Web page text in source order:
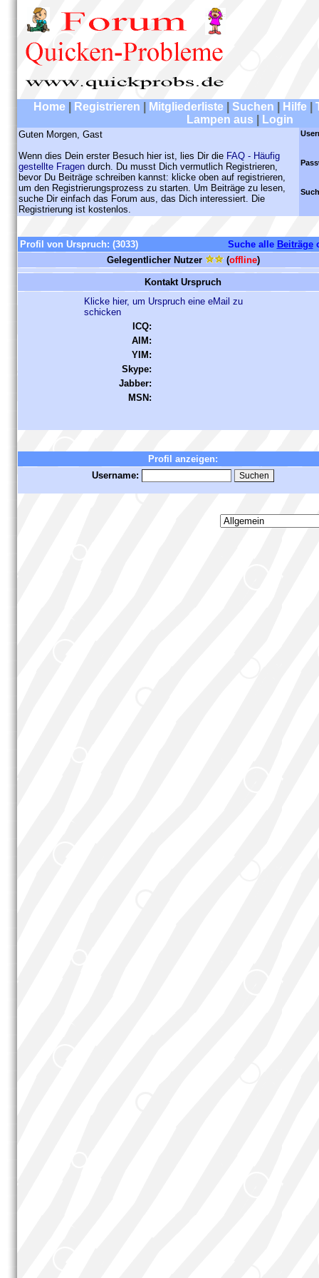
Home Registrieren Mitgliederliste Suchen Hilfe
Lampen aus
Login
Guten Morgen, Gast
Wenn dies Dein erster Besuch hier ist, lies Dir die FAQ - Häufig
gestellte Fragen durch. Du musst Dich vermutlich Registrieren,
bevor Du Beiträge schreiben kannst: klicke oben auf registrieren,
um den Registrierungsprozess zu starten. Um Beiträge zu lesen,
suche Dir einfach das Forum aus, das Dich interessiert. Die
Registrierung ist kostenlos.
Profil von Urspruch: (3033) Suche alle Beiträge
Gelegentlicher Nutzer
(offline)
Kontakt Urspruch
Klicke hier, um Urspruch eine eMail zu
schicken
ICQ:
AIM:
YIM:
Skype:
Jabber:
MSN:
Profil anzeigen:
Username: